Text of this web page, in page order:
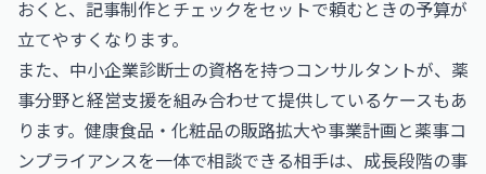
おくと、記事制作とチェックをセットで頼むときの予算が
立てやすくなります。
また、 中小企業診断士の資格を持つコンサルタントが、薬
事分野と経営支援を組み合わせて提供しているケースもあ
ります。健康食品・化粧品の販路拡大や事業計画と薬事コ
ンプライアンスを一体で相談できる相手は、成長段階の事